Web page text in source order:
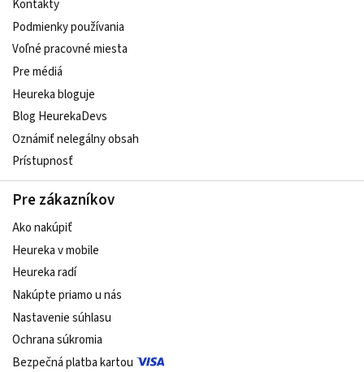
Kontakty
Podmienky používania
Voľné pracovné miesta
Pre médiá
Heureka bloguje
Blog HeurekaDevs
Oznámiť nelegálny obsah
Prístupnosť
Pre zákazníkov
Ako nakúpiť
Heureka v mobile
Heureka radí
Nakúpte priamo u nás
Nastavenie súhlasu
Ochrana súkromia
Bezpečná platba kartou